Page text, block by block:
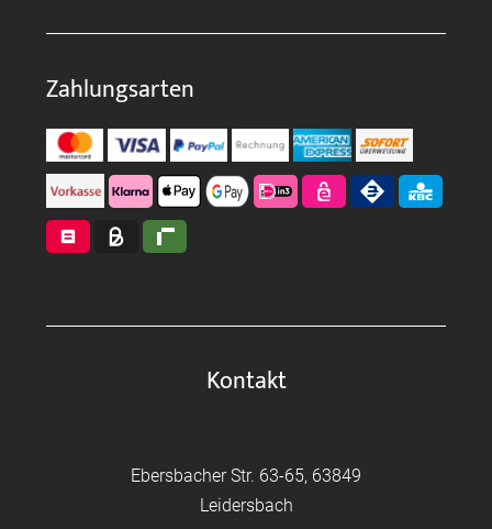
Zahlungsarten
Kontakt
Ebersbacher Str. 63-65, 63849
Leidersbach